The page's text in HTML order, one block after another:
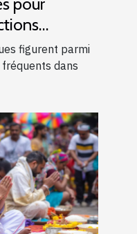
figurent parmi
dans